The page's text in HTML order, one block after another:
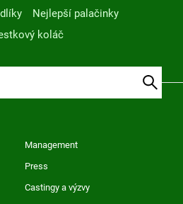
Nejlepší palačinky
koláč
Management
Press
Castingy a výzvy